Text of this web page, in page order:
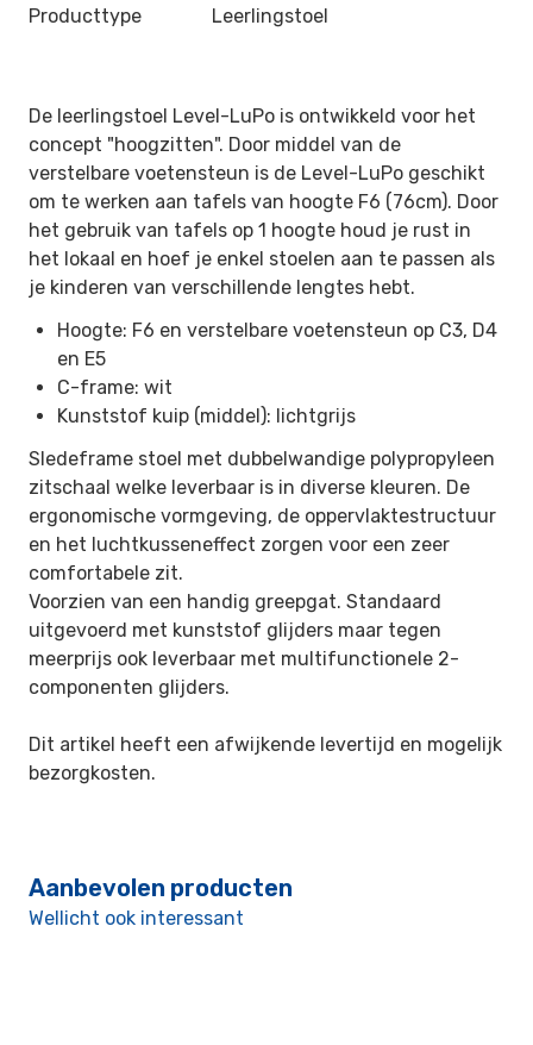
Producttype
Leerlingstoel
De leerlingstoel Level-LuPo is ontwikkeld voor het
concept "hoogzitten". Door middel van de
verstelbare voetensteun is de Level-LuPo geschikt
om te werken aan tafels van hoogte F6 (76cm). Door
het gebruik van tafels op 1 hoogte houd je rust in
het lokaal en hoef je enkel stoelen aan te passen als
je kinderen van verschillende lengtes hebt.
Hoogte: F6 en verstelbare voetensteun op C3, D4
en E5
C-frame: wit
Kunststof kuip (middel): lichtgrijs
Sledeframe stoel met dubbelwandige polypropyleen
zitschaal welke leverbaar is in diverse kleuren. De
ergonomische vormgeving, de oppervlaktestructuur
en het luchtkusseneffect zorgen voor een zeer
comfortabele zit.
Voorzien van een handig greepgat. Standaard
uitgevoerd met kunststof glijders maar tegen
meerprijs ook leverbaar met multifunctionele 2-
componenten glijders.
Dit artikel heeft een afwijkende levertijd en mogelijk
bezorgkosten.
Aanbevolen producten
Wellicht ook interessant